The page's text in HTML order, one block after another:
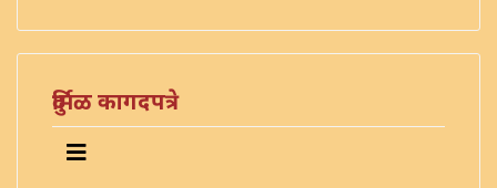
दुर्मिळ कागदपत्रे